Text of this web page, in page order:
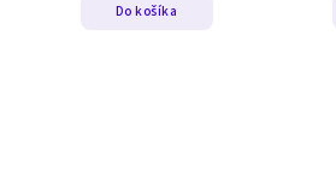
Do košíka